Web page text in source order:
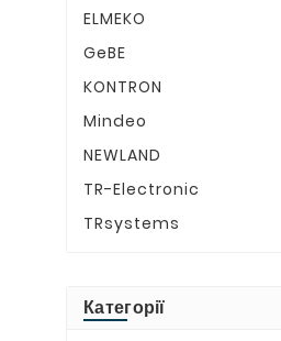
ELMEKO
GeBE
KONTRON
Mindeo
NEWLAND
TR-Electronic
TRsystems
Категорії